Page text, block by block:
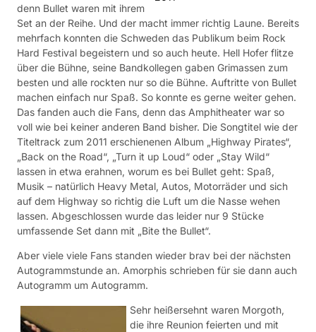
denn Bullet waren mit ihrem
Set an der Reihe. Und der macht immer richtig Laune. Bereits
mehrfach konnten die Schweden das Publikum beim Rock
Hard Festival begeistern und so auch heute. Hell Hofer flitze
über die Bühne, seine Bandkollegen gaben Grimassen zum
besten und alle rockten nur so die Bühne. Auftritte von Bullet
machen einfach nur Spaß. So konnte es gerne weiter gehen.
Das fanden auch die Fans, denn das Amphitheater war so
voll wie bei keiner anderen Band bisher. Die Songtitel wie der
Titeltrack zum 2011 erschienenen Album „Highway Pirates“,
„Back on the Road“, „Turn it up Loud“ oder „Stay Wild“
lassen in etwa erahnen, worum es bei Bullet geht: Spaß,
Musik – natürlich Heavy Metal, Autos, Motorräder und sich
auf dem Highway so richtig die Luft um die Nasse wehen
lassen. Abgeschlossen wurde das leider nur 9 Stücke
umfassende Set dann mit „Bite the Bullet“.
Aber viele viele Fans standen wieder brav bei der nächsten
Autogrammstunde an. Amorphis schrieben für sie dann auch
Autogramm um Autogramm.
Sehr heißersehnt waren Morgoth,
die ihre Reunion feierten und mit